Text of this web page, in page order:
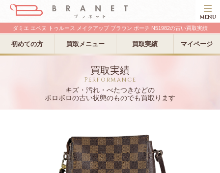
MENU
初めての方 買取メニュー 買取実績 マイページ
ダミエ エベヌ トゥルース メイクアップ ブラウン ポーチ N51982の古い買取実績
買取実績
Performance
キズ・汚れ・べたつきなどの
ボロボロの古い状態のものでも買取ります